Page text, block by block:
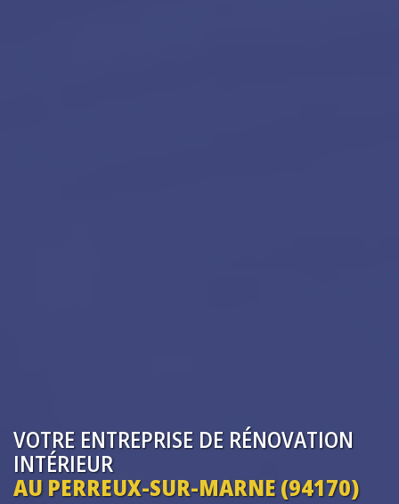
VOTRE ENTREPRISE DE RÉNOVATION
INTÉRIEUR
AU PERREUX-SUR-MARNE (94170)